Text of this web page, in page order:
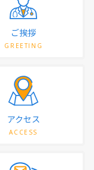
ご挨拶
GREETING
アクセス
ACCESS